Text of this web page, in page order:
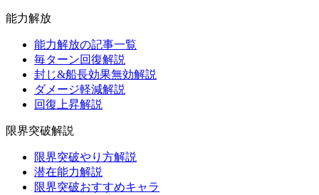
能力解放
能力解放の記事一覧
毎ターン回復解説
封じ&船長効果無効解説
ダメージ軽減解説
回復上昇解説
限界突破解説
限界突破やり方解説
潜在能力解説
限界突破おすすめキャラ